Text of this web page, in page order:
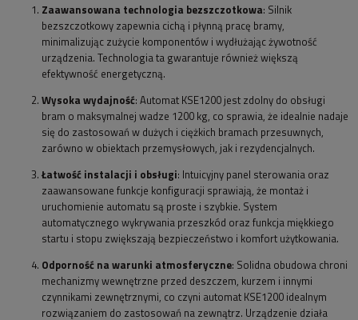
Zaawansowana technologia bezszczotkowa: Silnik
bezszczotkowy zapewnia cichą i płynną pracę bramy,
minimalizując zużycie komponentów i wydłużając żywotność
urządzenia. Technologia ta gwarantuje również większą
efektywność energetyczną.
Wysoka wydajność: Automat KSE1200 jest zdolny do obsługi
bram o maksymalnej wadze 1200 kg, co sprawia, że idealnie nadaje
się do zastosowań w dużych i ciężkich bramach przesuwnych,
zarówno w obiektach przemysłowych, jak i rezydencjalnych.
Łatwość instalacji i obsługi: Intuicyjny panel sterowania oraz
zaawansowane funkcje konfiguracji sprawiają, że montaż i
uruchomienie automatu są proste i szybkie. System
automatycznego wykrywania przeszkód oraz funkcja miękkiego
startu i stopu zwiększają bezpieczeństwo i komfort użytkowania.
Odporność na warunki atmosferyczne: Solidna obudowa chroni
mechanizmy wewnętrzne przed deszczem, kurzem i innymi
czynnikami zewnętrznymi, co czyni automat KSE1200 idealnym
rozwiązaniem do zastosowań na zewnątrz. Urządzenie działa